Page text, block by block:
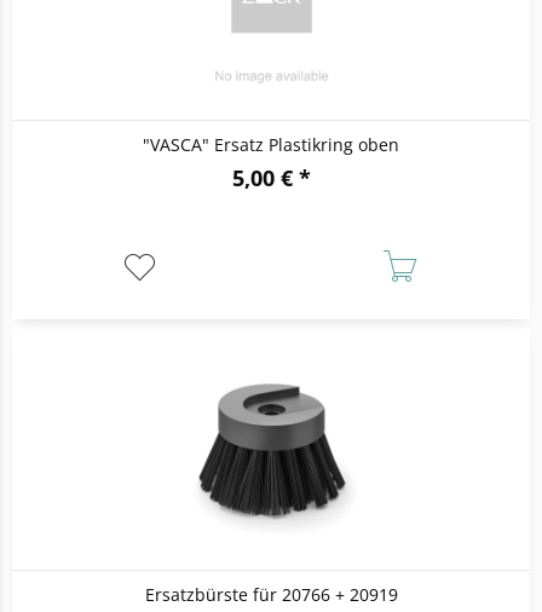
"VASCA" Ersatz Plastikring oben
5,00 € *
Ersatzbürste für 20766 + 20919